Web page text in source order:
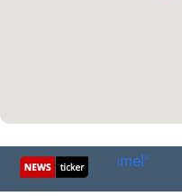
im Himmel“